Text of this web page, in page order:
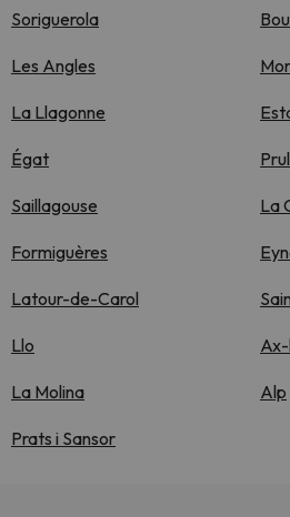
Soriguerola
Les Angles
La Llagonne
Égat
Saillagouse La
Formiguères
Latour-de-Carol
Llo
La Molina Alp
Prats i Sansor